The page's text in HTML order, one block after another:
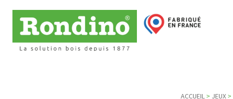
ACCUEIL> JEUX>